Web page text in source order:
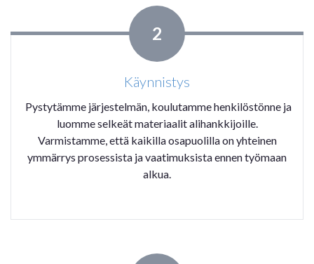
2
Käynnistys
Pystytämme järjestelmän, koulutamme henkilöstönne ja
luomme selkeät materiaalit alihankkijoille.
Varmistamme, että kaikilla osapuolilla on yhteinen
ymmärrys prosessista ja vaatimuksista ennen työmaan
alkua.